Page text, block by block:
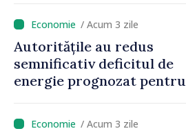
venit
/ Acum 3 zile
Autoritățile au redus
semnificativ deficitul de
energie prognozat pentru
/ Acum 3 zile